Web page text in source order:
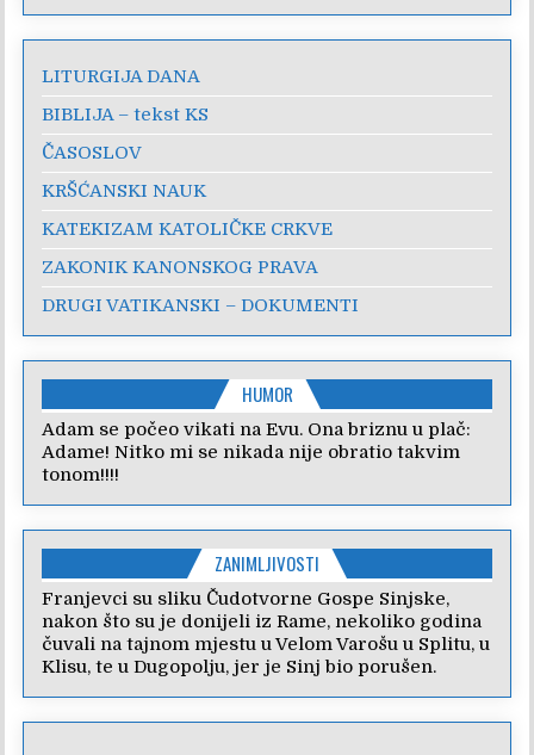
LITURGIJA DANA
BIBLIJA – tekst KS
ČASOSLOV
KRŠĆANSKI NAUK
KATEKIZAM KATOLIČKE CRKVE
ZAKONIK KANONSKOG PRAVA
DRUGI VATIKANSKI – DOKUMENTI
HUMOR
Adam se počeo vikati na Evu. Ona briznu u plač:
Adame! Nitko mi se nikada nije obratio takvim
tonom!!!!
ZANIMLJIVOSTI
Franjevci su sliku Čudotvorne Gospe Sinjske,
nakon što su je donijeli iz Rame, nekoliko godina
čuvali na tajnom mjestu u Velom Varošu u Splitu, u
Klisu, te u Dugopolju, jer je Sinj bio porušen.